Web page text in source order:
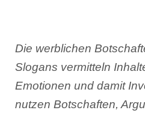
Die werblichen
Slogans vermitteln
Emotionen und damit
nutzen Botschaften,